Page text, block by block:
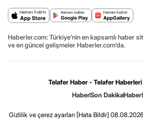
Haberler.com: Türkiye’nin en kapsamlı haber
ve en güncel gelişmeler Haberler.com’da.
Telafer Haber - Telafer
HaberSon Dakika
Gizlilik ve çerez ayarları [Hata Bildir] 08.08.2026